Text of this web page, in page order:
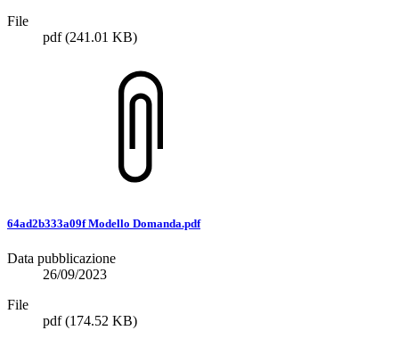
File
pdf(241.01 KB)
64ad2b333a09f Modello Domanda.pdf
Data pubblicazione
26/09/2023
File
pdf(174.52 KB)